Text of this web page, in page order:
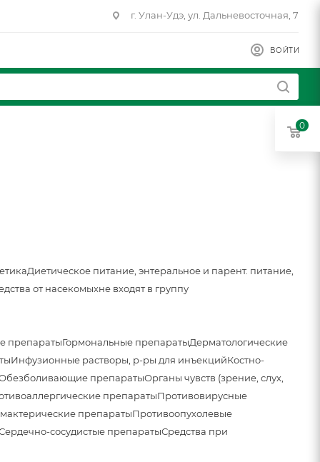
г. Улан-Удэ, ул. Дальневосточная, 7
ВОЙТИ
Диетическое питание, энтеральное и парент. питание,
от насекомыхне входят в группу
препаратыГормональные препаратыДерматологические
Инфузионные растворы, р-ры для инъекцийКостно-
препаратыОрганы чувств (зрение, слух,
препаратыПротивовирусные
препаратыПротивоопухолевые
сосудистые препаратыСредства при
0